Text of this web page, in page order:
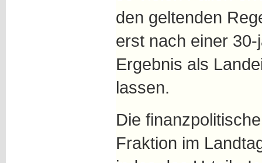
den geltenden
erst nach einer
Ergebnis als
lassen.
Die
Fraktion im